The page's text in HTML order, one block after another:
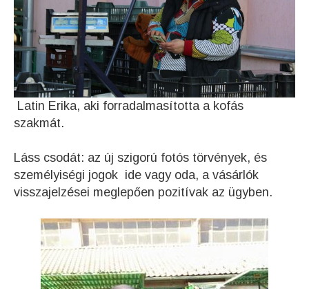
Latin Erika, aki forradalmasította a kofás
szakmát.
Láss csodát: az új szigorú fotós törvények, és
személyiségi jogok ide vagy oda, a vásárlók
visszajelzései meglepően pozitívak az ügyben.